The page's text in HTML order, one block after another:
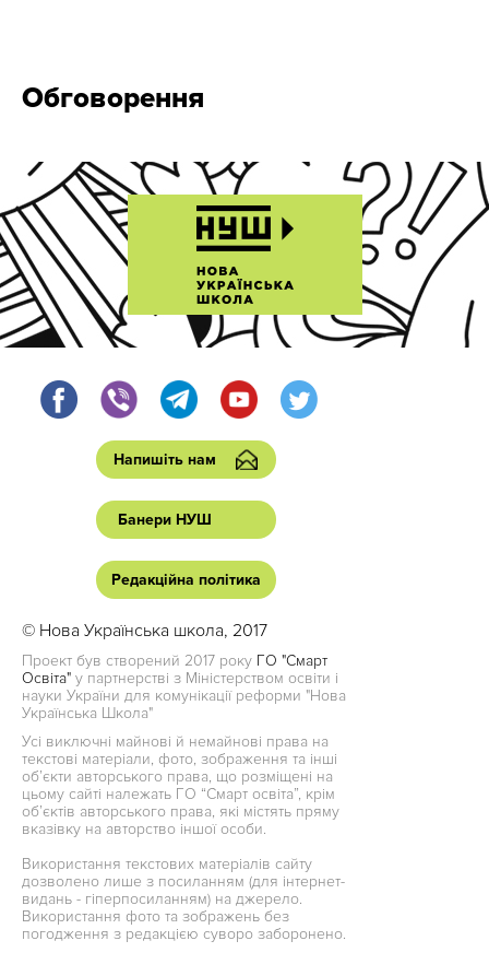
Обговорення
Напишіть нам
Банери НУШ
Редакційна політика
© Нова Українська школа, 2017
Проект був створений 2017 року ГО "Смарт
Освіта" у партнерстві з Міністерством освіти і
науки України для комунікації реформи "Нова
Українська Школа"
Усі виключні майнові й немайнові права на
текстові матеріали, фото, зображення та інші
об’єкти авторського права, що розміщені на
цьому сайті належать ГО “Смарт освіта”, крім
об’єктів авторського права, які містять пряму
вказівку на авторство іншої особи.
Використання текстових матеріалів сайту
дозволено лише з посиланням (для інтернет-
видань - гіперпосиланням) на джерело.
Використання фото та зображень без
погодження з редакцією суворо заборонено.